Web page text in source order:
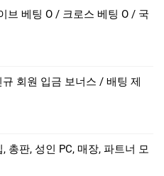
브 베팅 O / 크로스 베팅 O / 국
회원 입금 보너스 / 배팅 제
총판, 성인 PC, 매장, 파트너 모